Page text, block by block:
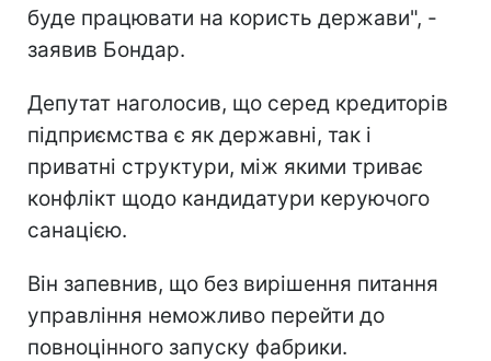
буде працювати на користь держави", -
заявив Бондар.
Депутат наголосив, що серед кредиторів
підприємства є як державні, так і
приватні структури, між якими триває
конфлікт щодо кандидатури керуючого
санацією.
Він запевнив, що без вирішення питання
управління неможливо перейти до
повноцінного запуску фабрики.